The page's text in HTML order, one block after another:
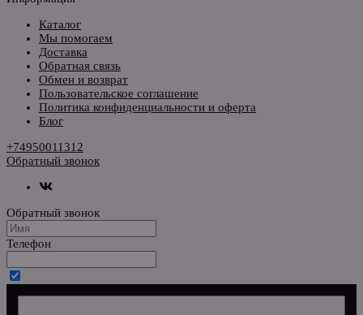
Каталог
Мы помогаем
Доставка
Обратная связь
Обмен и возврат
Пользовательское соглашение
Политика конфиденциальности и оферта
Блог
+74950011312
Обратный звонок
Обратный звонок
Телефон